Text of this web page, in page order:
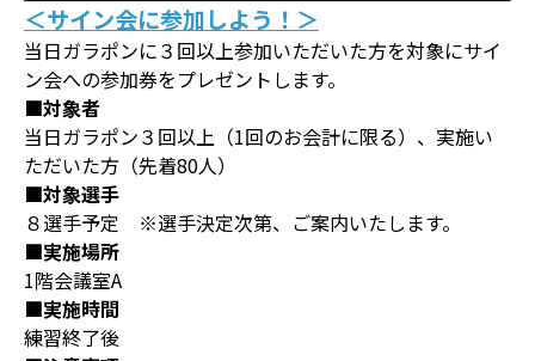
＜サイン会に参加しよう！＞
当日ガラポンに３回以上参加いただいた方を対象にサイ
ン会への参加券をプレゼントします。
■対象者
当日ガラポン３回以上（1回のお会計に限る）、実施い
ただいた方（先着80人）
■対象選手
８選手予定 ※選手決定次第、ご案内いたします。
■実施場所
1階会議室A
■実施時間
練習終了後